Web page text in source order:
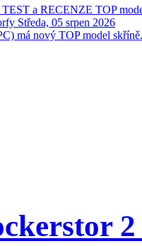
a RECENZE TOP
Středa, 05 srpen 2026
má nový TOP model